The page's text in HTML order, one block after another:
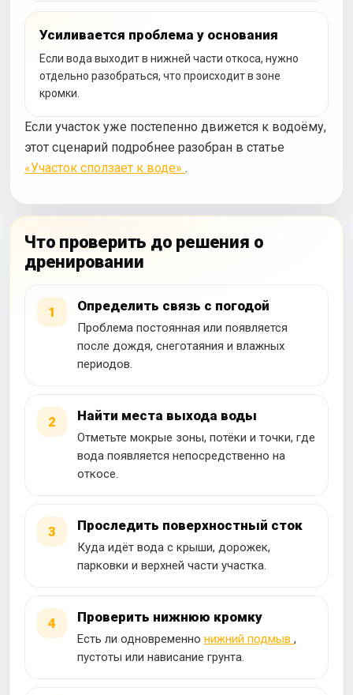
Усиливается проблема у основания
Если вода выходит в нижней части откоса, нужно
отдельно разобраться, что происходит в зоне
кромки.
Если участок уже постепенно движется к водоёму,
этот сценарий подробнее разобран в статье
«Участок сползает к воде» .
Что проверить до решения о
дренировании
1 Определить связь с погодой
Проблема постоянная или появляется
после дождя, снеготаяния и влажных
периодов.
2 Найти места выхода воды
Отметьте мокрые зоны, потёки и точки, где
вода появляется непосредственно на
откосе.
3 Проследить поверхностный сток
Куда идёт вода с крыши, дорожек,
парковки и верхней части участка.
4 Проверить нижнюю кромку
Есть ли одновременно нижний подмыв ,
пустоты или нависание грунта.